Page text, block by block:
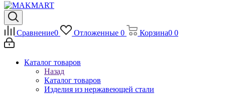
Сравнение0 Отложенные 0 Корзина0 0
Каталог товаров
Назад
Каталог товаров
Изделия из нержавеющей стали